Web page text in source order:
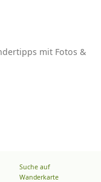
mit Fotos &
Suche auf
Wanderkarte